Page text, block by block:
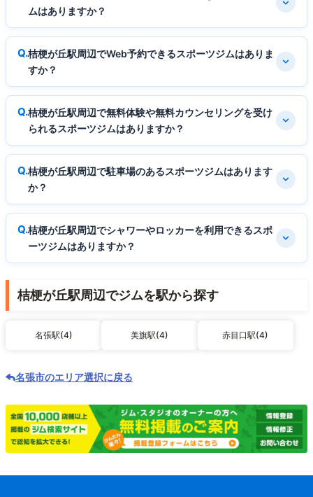
ムはありますか？
桔梗が丘駅周辺でWeb予約できるスポーツジムはありま
すか？
桔梗が丘駅周辺で無料体験や無料カウンセリングを受け
られるスポーツジムはありますか？
桔梗が丘駅周辺で駐車場のあるスポーツジムはあります
か？
桔梗が丘駅周辺でシャワーやロッカーを利用できるスポ
ーツジムはありますか？
桔梗が丘駅周辺でジムを駅から探す
名張駅(4) 美旗駅(4) 赤目口駅(4)
名張市のエリア選択に戻る